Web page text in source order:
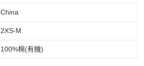
China
2XS-M
100%棉(有機)